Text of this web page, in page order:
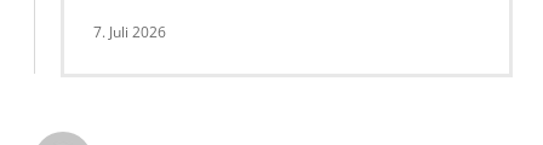
7. Juli 2026